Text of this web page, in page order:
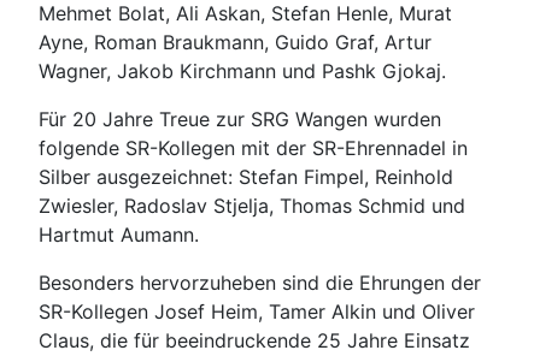
Mehmet Bolat, Ali Askan, Stefan Henle, Murat
Ayne, Roman Braukmann, Guido Graf, Artur
Wagner, Jakob Kirchmann und Pashk Gjokaj.
Für 20 Jahre Treue zur SRG Wangen wurden
folgende SR-Kollegen mit der SR-Ehrennadel in
Silber ausgezeichnet: Stefan Fimpel, Reinhold
Zwiesler, Radoslav Stjelja, Thomas Schmid und
Hartmut Aumann.
Besonders hervorzuheben sind die Ehrungen der
SR-Kollegen Josef Heim, Tamer Alkin und Oliver
Claus, die für beeindruckende 25 Jahre Einsatz